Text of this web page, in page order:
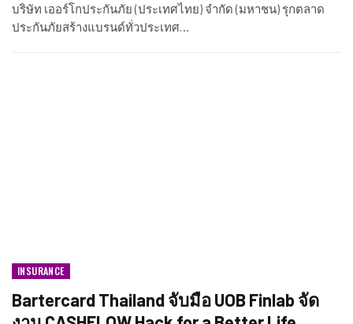
บริษัท เออร์โกประกันภัย (ประเทศไทย) จำกัด (มหาชน) รุกตลาด
ประกันภัยสร้างแบรนด์ทั่วประเทศ…
INSURANCE​
Bartercard Thailand จับมือ UOB Finlab จัด